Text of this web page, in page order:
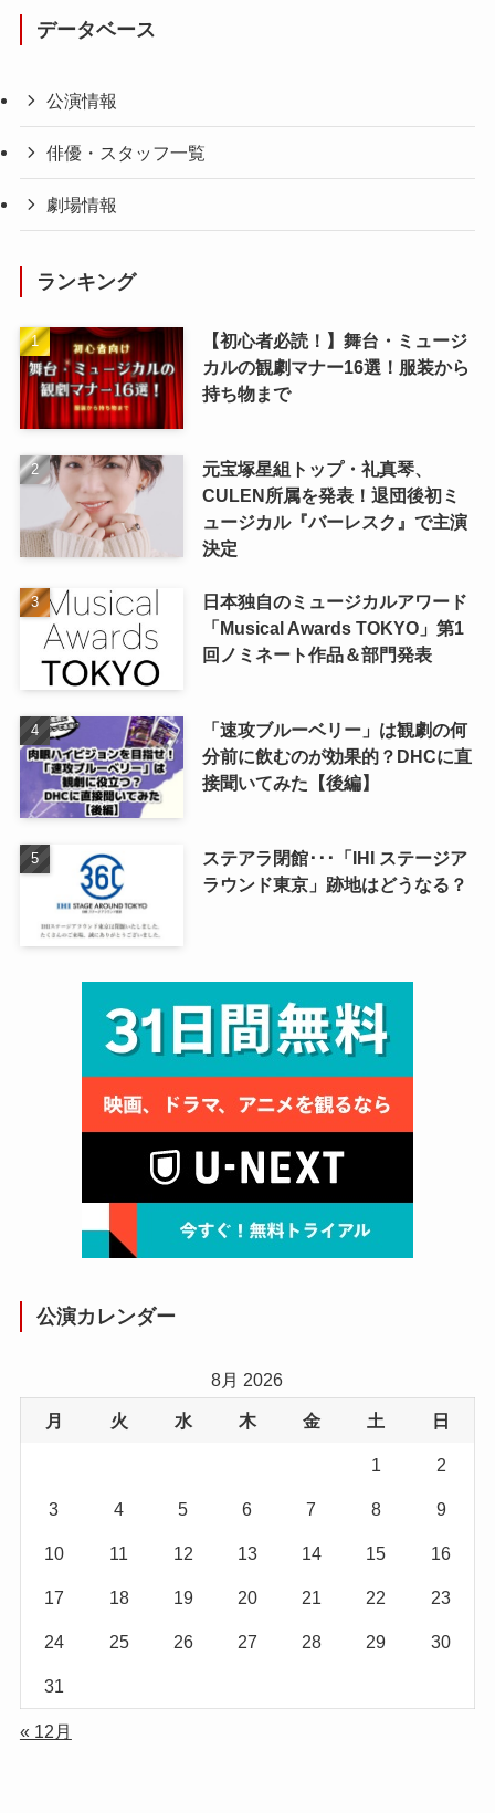
データベース
公演情報
俳優・スタッフ一覧
劇場情報
ランキング
【初心者必読！】舞台・ミュージ
カルの観劇マナー16選！服装から
持ち物まで
元宝塚星組トップ・礼真琴、
CULEN所属を発表！退団後初ミ
ュージカル『バーレスク』で主演
決定
日本独自のミュージカルアワード
「Musical Awards TOKYO」第1
回ノミネート作品＆部門発表
「速攻ブルーベリー」は観劇の何
分前に飲むのが効果的？DHCに直
接聞いてみた【後編】
ステアラ閉館･･･「IHI ステージア
ラウンド東京」跡地はどうなる？
公演カレンダー
8月 2026
月 火 水 木 金 土 日
1 2
3 4 5 6 7 8 9
10 11 12 13 14 15 16
17 18 19 20 21 22 23
24 25 26 27 28 29 30
31
« 12月